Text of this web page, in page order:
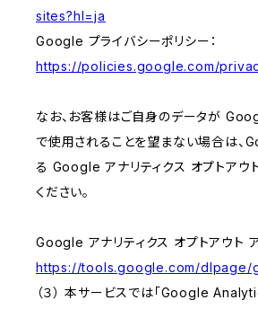
sites?hl=ja
Google プライバシーポリシー：
https://policies.google.com/
なお、お客様はご自身のデータが
で使用されることを望まない場合は、
る Google アナリティクス オプトアウ
ください。
Google アナリティクス オプトアウト ア
https://tools.google.com/dlpage/
（３） 本サービスでは「Google